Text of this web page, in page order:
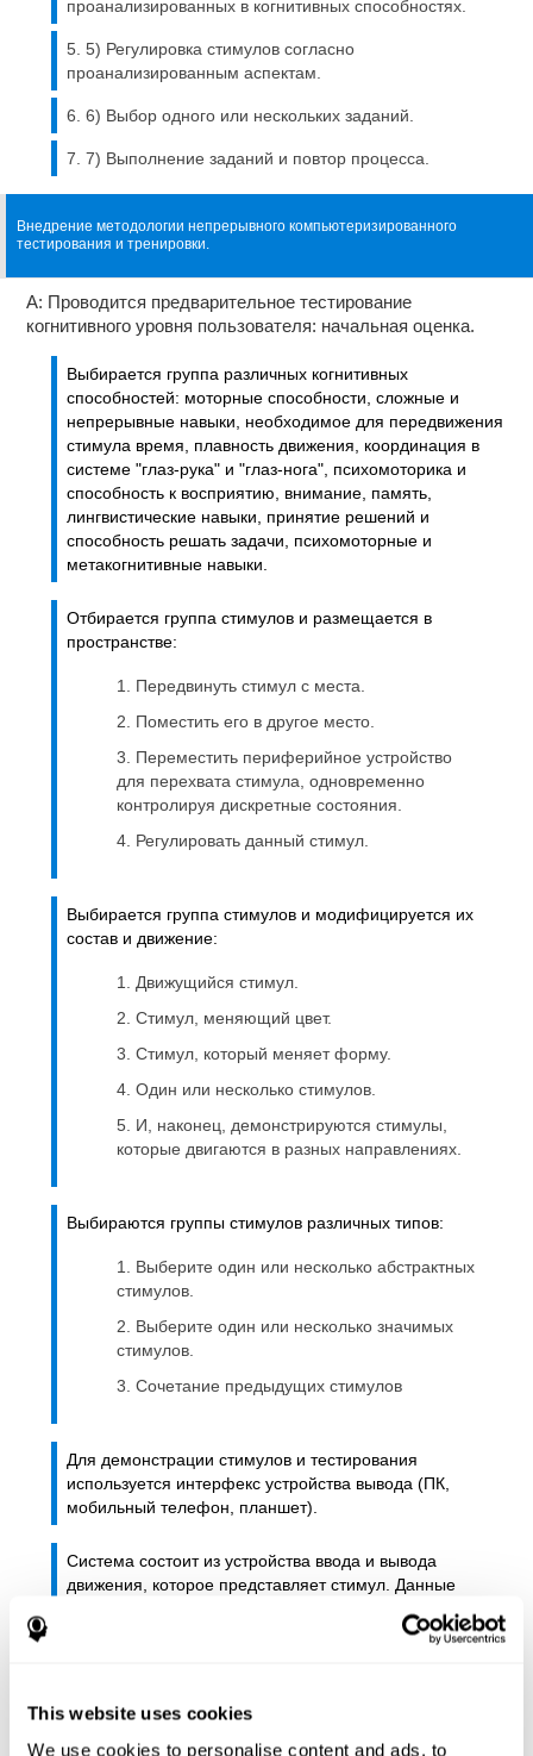
This website uses cookies
We use cookies to personalise content and ads, to
проанализированных в когнитивных способностях.
5) Регулировка стимулов согласно
проанализированным аспектам.
6) Выбор одного или нескольких заданий.
7) Выполнение заданий и повтор процесса.
Внедрение методологии непрерывного компьютеризированного
тестирования и тренировки.
A: Проводится предварительное тестирование
когнитивного уровня пользователя: начальная оценка.
Выбирается группа различных когнитивных
способностей: моторные способности, сложные и
непрерывные навыки, необходимое для передвижения
стимула время, плавность движения, координация в
системе "глаз-рука" и "глаз-нога", психомоторика и
способность к восприятию, внимание, память,
лингвистические навыки, принятие решений и
способность решать задачи, психомоторные и
метакогнитивные навыки.
Отбирается группа стимулов и размещается в
пространстве:
Передвинуть стимул с места.
Поместить его в другое место.
Переместить периферийное устройство
для перехвата стимула, одновременно
контролируя дискретные состояния.
Регулировать данный стимул.
Выбирается группа стимулов и модифицируется их
состав и движение:
Движущийся стимул.
Стимул, меняющий цвет.
Стимул, который меняет форму.
Один или несколько стимулов.
И, наконец, демонстрируются стимулы,
которые двигаются в разных направлениях.
Выбираются группы стимулов различных типов:
Выберите один или несколько абстрактных
стимулов.
Выберите один или несколько значимых
стимулов.
Сочетание предыдущих стимулов
Для демонстрации стимулов и тестирования
используется интерфекс устройства вывода (ПК,
мобильный телефон, планшет).
Система состоит из устройства ввода и вывода
движения, которое представляет стимул. Данные
предварительной оценки.
По итогам теста анализируются результаты, и